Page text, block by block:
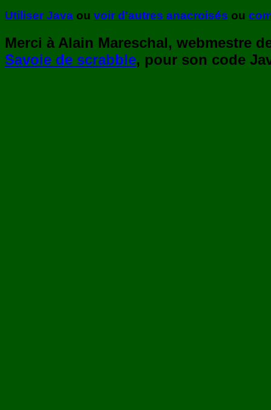
Utiliser Java ou voir d'autres anacroisés ou
Merci à Alain Mareschal, webmestre
Savoie de scrabble, pour son code